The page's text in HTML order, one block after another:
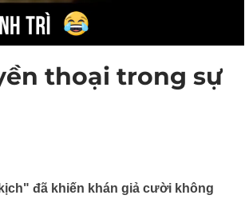
thoại trong sự
đã khiến khán giả cười không